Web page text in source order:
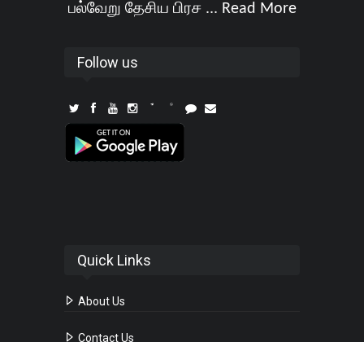
பல்வேறு தேசிய பிரச ... Read More
Follow us
Quick Links
About Us
Contact Us